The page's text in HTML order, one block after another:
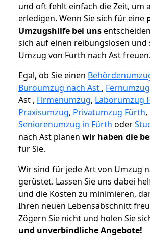
und oft fehlt einfach die Zeit, um
erledigen. Wenn Sie sich für eine
Umzugshilfe bei uns
sich auf einen reibungslosen und
Umzug von Fürth nach Ast freuen.
Egal, ob Sie einen
Büroumzug nach Ast , Fernumzug
Ast , Firmenumzug, Laborumzug
Praxisumzug, Privatumzug Fürth,
Seniorenumzug in Fürth oder
nach Ast planen wir haben die
für Sie.
Wir sind für jede Art von Umzug
gerüstet. Lassen Sie uns dabei
und die Kosten zu minimieren,
Ihren neuen Lebensabschnitt
Zögern Sie nicht und holen Sie
und unverbindliche Angebote!